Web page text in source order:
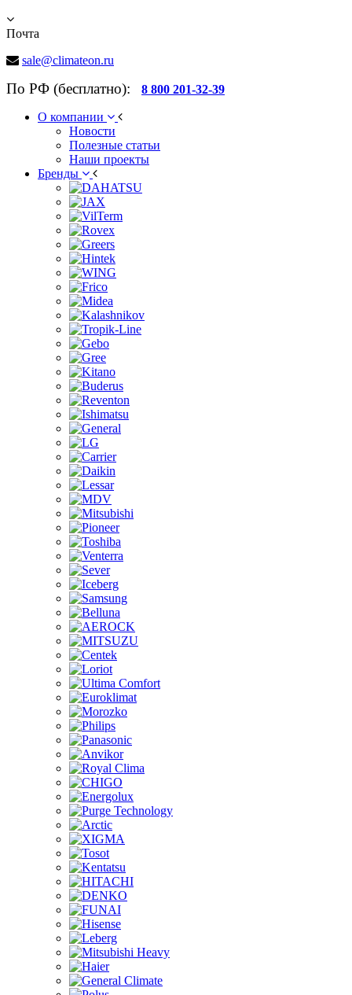
Почта
sale@climateon.ru
По РФ (бесплатно): 8 800 201-32-39
О компании
Новости
Полезные статьи
Наши проекты
Бренды